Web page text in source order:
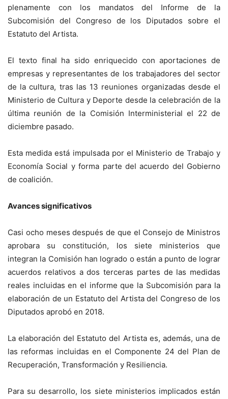
plenamente con los mandatos del Informe de la
Subcomisión del Congreso de los Diputados sobre el
Estatuto del Artista.
El texto final ha sido enriquecido con aportaciones de
empresas y representantes de los trabajadores del sector
de la cultura, tras las 13 reuniones organizadas desde el
Ministerio de Cultura y Deporte desde la celebración de la
última reunión de la Comisión Interministerial el 22 de
diciembre pasado.
Esta medida está impulsada por el Ministerio de Trabajo y
Economía Social y forma parte del acuerdo del Gobierno
de coalición.
Avances significativos
Casi ocho meses después de que el Consejo de Ministros
aprobara su constitución, los siete ministerios que
integran la Comisión han logrado o están a punto de lograr
acuerdos relativos a dos terceras partes de las medidas
reales incluidas en el informe que la Subcomisión para la
elaboración de un Estatuto del Artista del Congreso de los
Diputados aprobó en 2018.
La elaboración del Estatuto del Artista es, además, una de
las reformas incluidas en el Componente 24 del Plan de
Recuperación, Transformación y Resiliencia.
Para su desarrollo, los siete ministerios implicados están